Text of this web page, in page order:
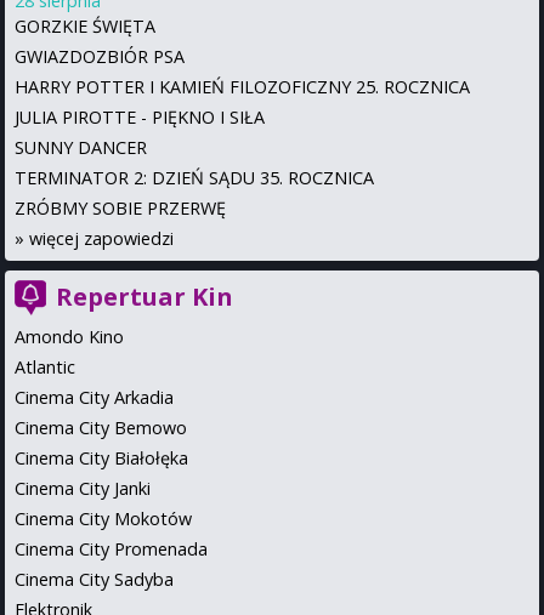
GORZKIE ŚWIĘTA
GWIAZDOZBIÓR PSA
HARRY POTTER I KAMIEŃ FILOZOFICZNY 25. ROCZNICA
JULIA PIROTTE - PIĘKNO I SIŁA
SUNNY DANCER
TERMINATOR 2: DZIEŃ SĄDU 35. ROCZNICA
ZRÓBMY SOBIE PRZERWĘ
» więcej zapowiedzi
Repertuar Kin
Amondo Kino
Atlantic
Cinema City Arkadia
Cinema City Bemowo
Cinema City Białołęka
Cinema City Janki
Cinema City Mokotów
Cinema City Promenada
Cinema City Sadyba
Elektronik